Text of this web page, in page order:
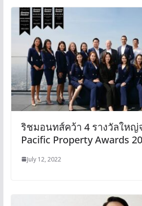
ริชมอนทส์คว้า 4 รางวัลใหญ่
Pacific Property Awards
July 12, 2022